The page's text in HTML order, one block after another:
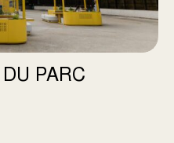
PARC